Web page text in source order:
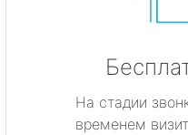
На стадии
временем